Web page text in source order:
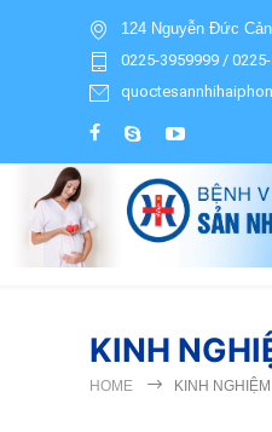
124 Nguyễn Đức
0225-3959999 /
KINH
HOME KINH NGHIỆM